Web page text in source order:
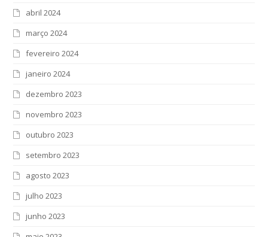
abril 2024
março 2024
fevereiro 2024
janeiro 2024
dezembro 2023
novembro 2023
outubro 2023
setembro 2023
agosto 2023
julho 2023
junho 2023